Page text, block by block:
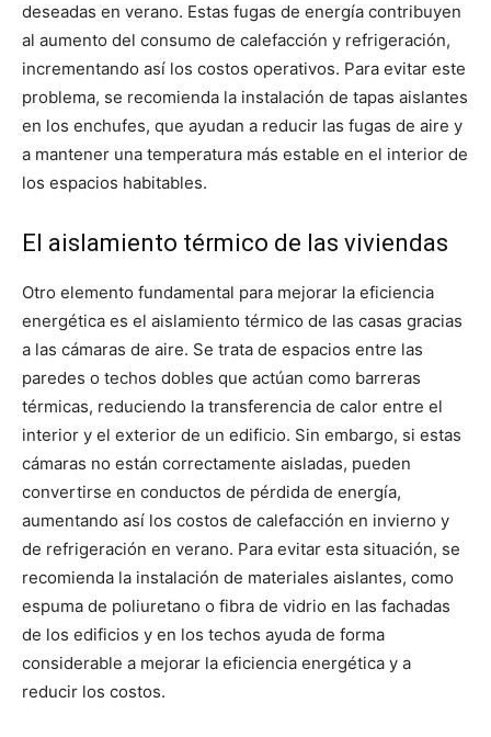
deseadas en verano. Estas fugas de energía contribuyen
al aumento del consumo de calefacción y refrigeración,
incrementando así los costos operativos. Para evitar este
problema, se recomienda la instalación de tapas aislantes
en los enchufes, que ayudan a reducir las fugas de aire y
a mantener una temperatura más estable en el interior de
los espacios habitables.
El aislamiento térmico de las viviendas
Otro elemento fundamental para mejorar la eficiencia
energética es el aislamiento térmico de las casas gracias
a las cámaras de aire. Se trata de espacios entre las
paredes o techos dobles que actúan como barreras
térmicas, reduciendo la transferencia de calor entre el
interior y el exterior de un edificio. Sin embargo, si estas
cámaras no están correctamente aisladas, pueden
convertirse en conductos de pérdida de energía,
aumentando así los costos de calefacción en invierno y
de refrigeración en verano. Para evitar esta situación, se
recomienda la instalación de materiales aislantes, como
espuma de poliuretano o fibra de vidrio en las fachadas
de los edificios y en los techos ayuda de forma
considerable a mejorar la eficiencia energética y a
reducir los costos.